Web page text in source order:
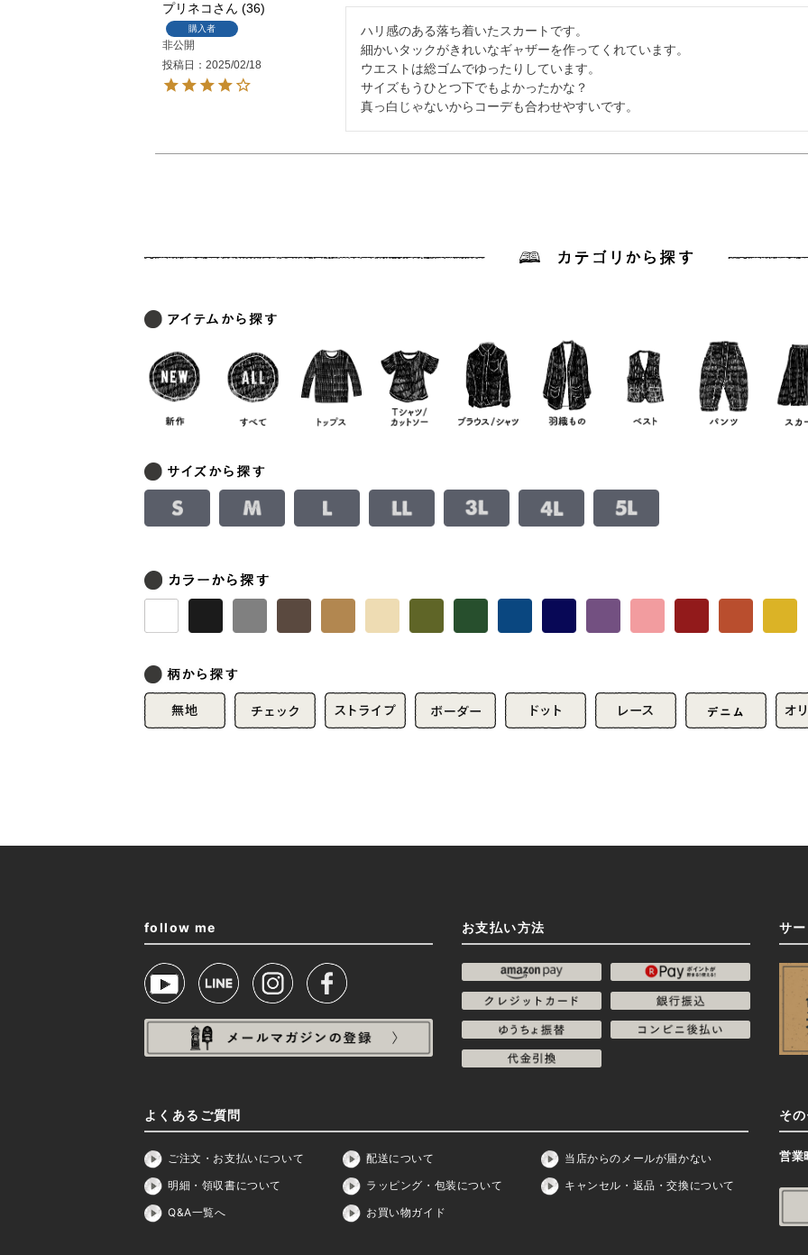
プリネコ 36
購入者
非公開
投稿日
2025/02/18
ハリ感のある落ち着いたスカートです。
細かいタックがきれいなギャザーを作ってくれています。
ウエストは総ゴムでゆったりしています。
サイズもうひとつ下でもよかったかな？
真っ白じゃないからコーデも合わせやすいです。